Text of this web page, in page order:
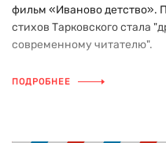
фильм «Иваново детство».
стихов Тарковского стала
современному читателю".
ПОДРОБНЕЕ